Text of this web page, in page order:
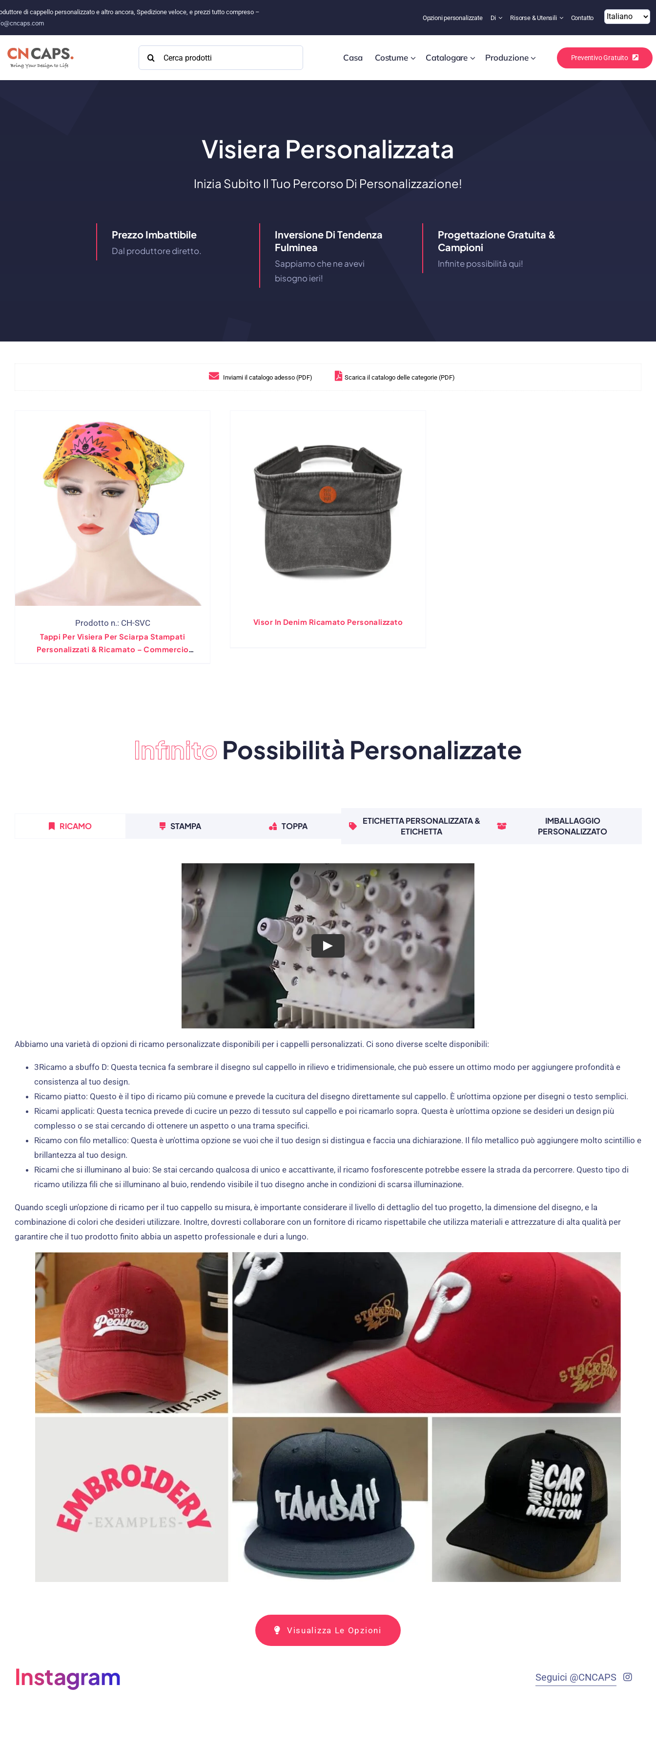
Vai
al
contenuto
di cappello personalizzato e altro ancora, Spedizione veloce, e prezzi tutto compreso –
Opzioni personalizzate Di Risorse & Utensili Contatto
Cercare: Casa Costume Catalogare Produzione Preventivo Gratuito
Visiera Personalizzata
Inizia Subito Il Tuo Percorso Di Personalizzazione!
Prezzo Imbattibile
Dal produttore diretto.
Inversione Di Tendenza
Fulminea
Sappiamo che ne avevi
bisogno ieri!
Progettazione Gratuita &
Campioni
Infinite possibilità qui!
Inviami il catalogo adesso (PDF) Scarica il catalogo delle categorie (PDF)
Prodotto n.: CH-SVC
Tappi Per Visiera Per Sciarpa Stampati
Personalizzati & Ricamato – Commercio
Visor In Denim Ricamato Personalizzato
Infinito Possibilità Personalizzate
RICAMO STAMPA TOPPA
ETICHETTA PERSONALIZZATA &
ETICHETTA
IMBALLAGGIO
PERSONALIZZATO
Abbiamo una varietà di opzioni di ricamo personalizzate disponibili per i cappelli personalizzati. Ci sono diverse scelte disponibili:
3Ricamo a sbuffo D: Questa tecnica fa sembrare il disegno sul cappello in rilievo e tridimensionale, che può essere un ottimo modo per aggiungere profondità e
consistenza al tuo design.
Ricamo piatto: Questo è il tipo di ricamo più comune e prevede la cucitura del disegno direttamente sul cappello. È un'ottima opzione per disegni o testo semplici.
Ricami applicati: Questa tecnica prevede di cucire un pezzo di tessuto sul cappello e poi ricamarlo sopra. Questa è un'ottima opzione se desideri un design più
complesso o se stai cercando di ottenere un aspetto o una trama specifici.
Ricamo con filo metallico: Questa è un'ottima opzione se vuoi che il tuo design si distingua e faccia una dichiarazione. Il filo metallico può aggiungere molto scintillio e
brillantezza al tuo design.
Ricami che si illuminano al buio: Se stai cercando qualcosa di unico e accattivante, il ricamo fosforescente potrebbe essere la strada da percorrere. Questo tipo di
ricamo utilizza fili che si illuminano al buio, rendendo visibile il tuo disegno anche in condizioni di scarsa illuminazione.
Quando scegli un'opzione di ricamo per il tuo cappello su misura, è importante considerare il livello di dettaglio del tuo progetto, la dimensione del disegno, e la
combinazione di colori che desideri utilizzare. Inoltre, dovresti collaborare con un fornitore di ricamo rispettabile che utilizza materiali e attrezzature di alta qualità per
garantire che il tuo prodotto finito abbia un aspetto professionale e duri a lungo.
Visualizza Le Opzioni
Instagram Seguici @CNCAPS